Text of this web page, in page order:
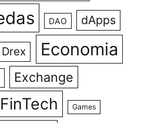
DAO dApps
Drex Economia
Exchange
FinTech Games